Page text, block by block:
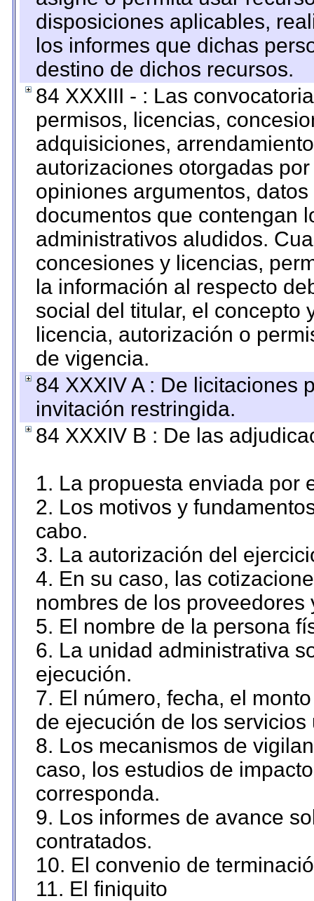
disposiciones aplicables,
los informes que dichas
destino de dichos recursos.
84 XXXIII - : Las
permisos, licencias,
adquisiciones,
autorizaciones otorgadas
opiniones argumentos,
documentos que contengan
administrativos aludidos.
concesiones y licencias,
la información al respecto
social del titular, el concepto
licencia, autorización o
de vigencia.
84 XXXIV A : De licitaciones
invitación restringida.
84 XXXIV B : De las
1. La propuesta enviada por
2. Los motivos y
cabo.
3. La autorización del
4. En su caso, las
nombres de los proveedores
5. El nombre de la persona
6. La unidad administrativa
ejecución.
7. El número, fecha, el
de ejecución de los servicios
8. Los mecanismos de
caso, los estudios de
corresponda.
9. Los informes de avance
contratados.
10. El convenio de
11. El finiquito